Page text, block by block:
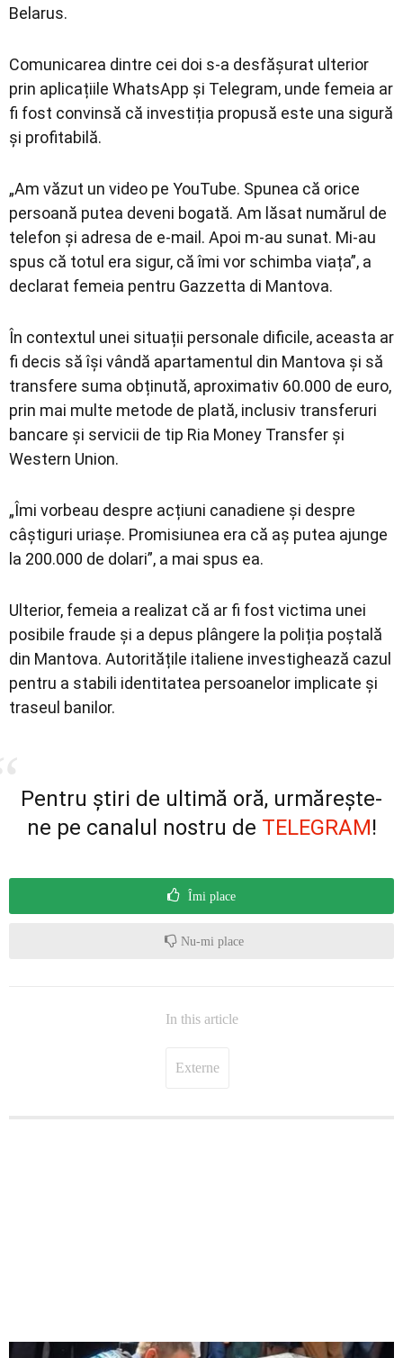
Belarus.
Comunicarea dintre cei doi s-a desfășurat ulterior
prin aplicațiile WhatsApp și Telegram, unde femeia ar
fi fost convinsă că investiția propusă este una sigură
și profitabilă.
„Am văzut un video pe YouTube. Spunea că orice
persoană putea deveni bogată. Am lăsat numărul de
telefon și adresa de e-mail. Apoi m-au sunat. Mi-au
spus că totul era sigur, că îmi vor schimba viața”, a
declarat femeia pentru Gazzetta di Mantova.
În contextul unei situații personale dificile, aceasta ar
fi decis să își vândă apartamentul din Mantova și să
transfere suma obținută, aproximativ 60.000 de euro,
prin mai multe metode de plată, inclusiv transferuri
bancare și servicii de tip Ria Money Transfer și
Western Union.
„Îmi vorbeau despre acțiuni canadiene și despre
câștiguri uriașe. Promisiunea era că aș putea ajunge
la 200.000 de dolari”, a mai spus ea.
Ulterior, femeia a realizat că ar fi fost victima unei
posibile fraude și a depus plângere la poliția poștală
din Mantova. Autoritățile italiene investighează cazul
pentru a stabili identitatea persoanelor implicate și
traseul banilor.
Pentru știri de ultimă oră, urmărește-
ne pe canalul nostru de TELEGRAM!
Îmi place
Nu-mi place
In this article
Externe